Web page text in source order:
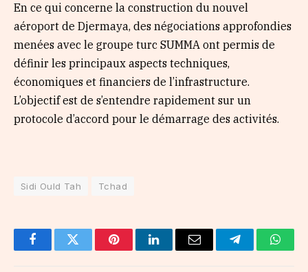
En ce qui concerne la construction du nouvel
aéroport de Djermaya, des négociations approfondies
menées avec le groupe turc SUMMA ont permis de
définir les principaux aspects techniques,
économiques et financiers de l’infrastructure.
L’objectif est de s’entendre rapidement sur un
protocole d’accord pour le démarrage des activités.
Sidi Ould Tah Tchad
FacebookTwitter PinterestLinkedInEmail Telegram